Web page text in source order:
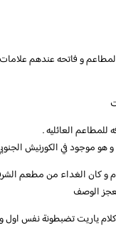
و فاتحه عندهم
للمطاعم العائليه .
موجود في الكورنيش
في فندق هوليدي جازان من أجمل و أروع الفنادق في جيزان 4 نجوم و كان
الوصف
ياريت تضبطونة نفس اول